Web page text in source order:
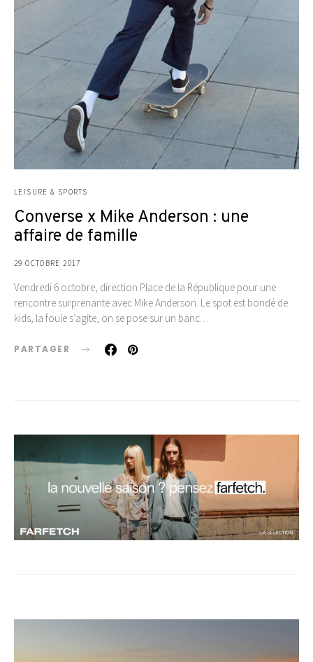
LEISURE & SPORTS
Converse x Mike Anderson : une
affaire de famille
29 OCTOBRE 2017
Vendredi 6 octobre, direction Place de la République pour une
rencontre surprenante avec Mike Anderson. Le spot est bondé de
kids, la foule s’agite, on se pose sur un banc…
PARTAGER